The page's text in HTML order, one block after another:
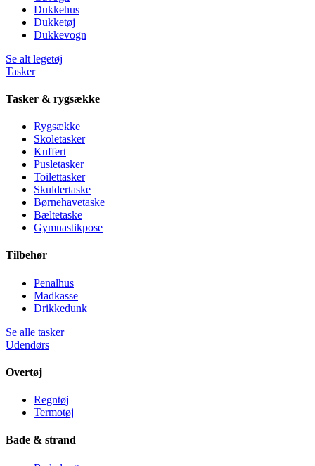
Dukkehus
Dukketøj
Dukkevogn
Se alt legetøj
Tasker
Tasker & rygsække
Rygsække
Skoletasker
Kuffert
Pusletasker
Toilettasker
Skuldertaske
Børnehavetaske
Bæltetaske
Gymnastikpose
Tilbehør
Penalhus
Madkasse
Drikkedunk
Se alle tasker
Udendørs
Overtøj
Regntøj
Termotøj
Bade & strand